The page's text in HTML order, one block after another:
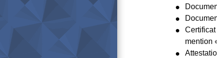
mention